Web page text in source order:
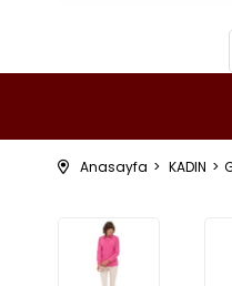
Anasayfa KADIN